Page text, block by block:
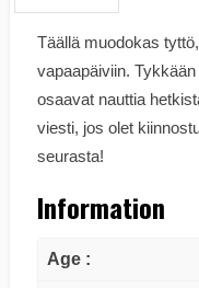
Täällä muodokas
vapaapäiviin.
osaavat nauttia
viesti, jos olet
seurasta!
Information
Age :